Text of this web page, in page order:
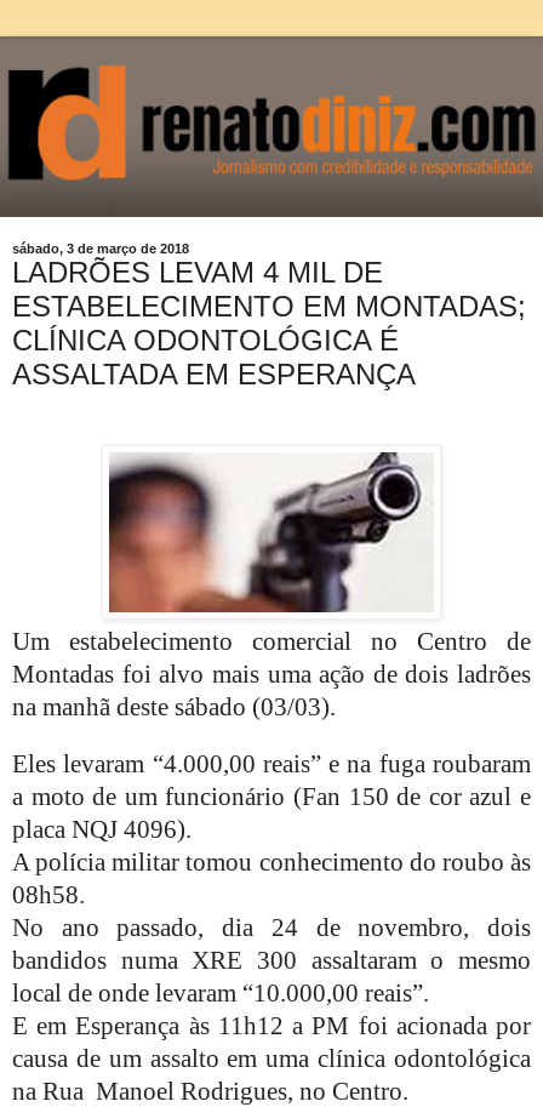
sábado, 3 de março de 2018
LADRÕES LEVAM 4 MIL DE
ESTABELECIMENTO EM MONTADAS;
CLÍNICA ODONTOLÓGICA É
ASSALTADA EM ESPERANÇA
Um estabelecimento comercial no Centro de
Montadas foi alvo mais uma ação de dois ladrões
na manhã deste sábado (03/03).
Eles levaram “4.000,00 reais” e na fuga roubaram
a moto de um funcionário (Fan 150 de cor azul e
placa NQJ 4096).
A polícia militar tomou conhecimento do roubo às
08h58.
No ano passado, dia 24 de novembro, dois
bandidos numa XRE 300 assaltaram o mesmo
local de onde levaram “10.000,00 reais”.
E em Esperança às 11h12 a PM foi acionada por
causa de um assalto em uma clínica odontológica
na Rua Manoel Rodrigues, no Centro.